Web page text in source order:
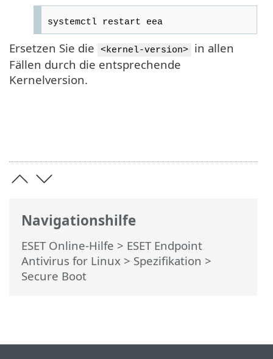
Navigationshilfe
ESET Online-Hilfe > ESET Endpoint
Antivirus for Linux > Spezifikation >
Secure Boot
systemctl restart eea
Ersetzen Sie die <kernel-version>
in allen
Fällen durch die entsprechende
Kernelversion.